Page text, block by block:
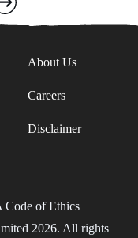
About Us
Careers
Disclaimer
Code of Ethics
2026. All rights